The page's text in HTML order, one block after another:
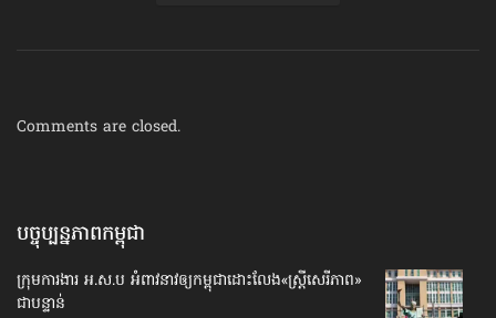
Comments are closed.
បច្ចុប្បន្នភាព​កម្ពុជា
ក្រុមការងារ អ.ស.ប អំពាវនាវ​ឲ្យកម្ពុជា​ដោះលែង​«ស្ត្រីសេរីភាព»​
ជាបន្ទាន់